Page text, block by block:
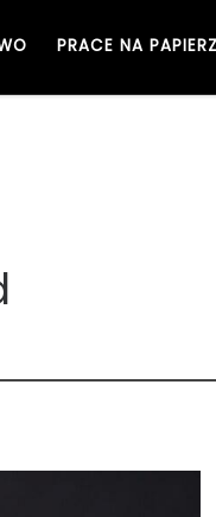
PRACE NA